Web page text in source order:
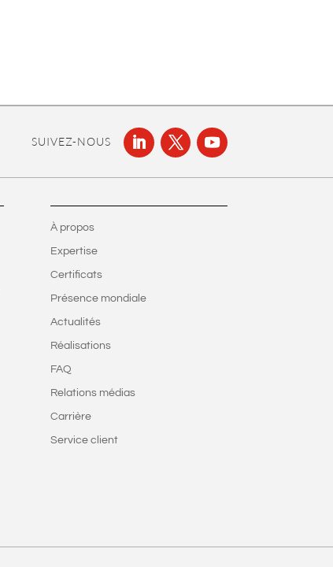
SUIVEZ-NOUS
À propos
Expertise
Certificats
Présence mondiale
Actualités
Réalisations
FAQ
Relations médias
Carrière
Service client